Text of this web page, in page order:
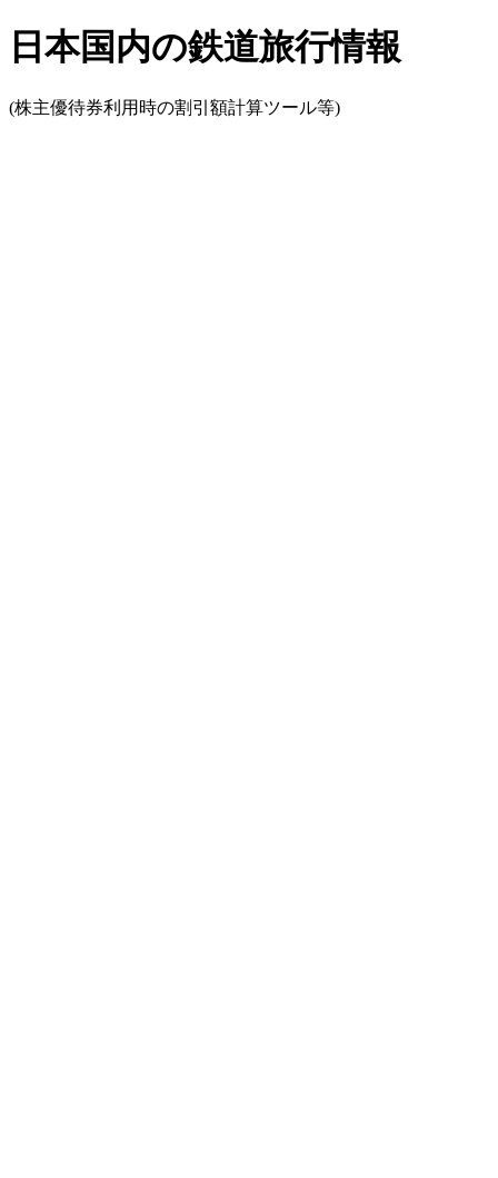
日本国内の鉄道旅行情報
(株主優待券利用時の割引額計算ツール等)